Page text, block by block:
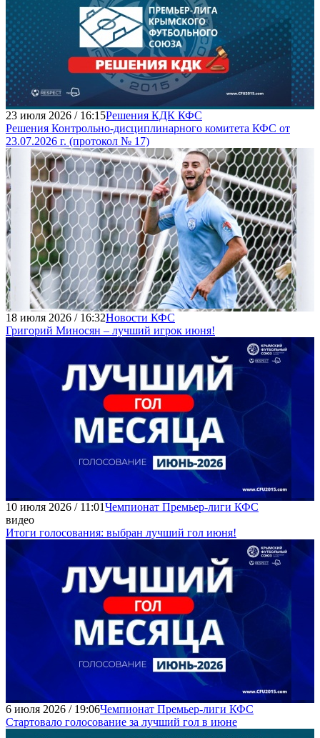
23 июля 2026 / 16:15Решения КДК КФС
Решения Контрольно-дисциплинарного комитета КФС от
23.07.2026 г. (протокол № 17)
18 июля 2026 / 16:32Новости КФС
Григорий Миносян – лучший игрок июня!
10 июля 2026 / 11:01Чемпионат Премьер-лиги КФС
видео
Итоги голосования: выбран лучший гол июня!
6 июля 2026 / 19:06Чемпионат Премьер-лиги КФС
Стартовало голосование за лучший гол в июне